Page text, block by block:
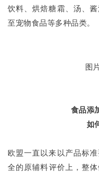
饮料、烘焙糖霜、汤、
至宠物食品等多种品类。
图
食品添
如
欧盟一直以来以产品标
全的原辅料评价上，整